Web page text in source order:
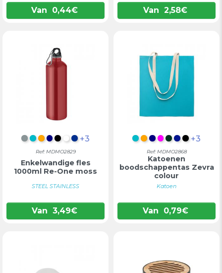
Van 0,44€ Van 2,58€
MAT ZILVER
TURKOOIS
ORANJE
DONKERBLAUW
ZWART
WITBLAUW
+3
Ref: MDMO2829
Enkelwandige fles
1000ml Re-One moss
STEEL STAINLESS
Van 3,49€
TURKOOIS
ORANJE
DONKERBLAUW
FUCHSIAZWART
+3
Ref: MDMO2868
Katoenen
boodschappentas Zevra
colour
Katoen
Van 0,79€